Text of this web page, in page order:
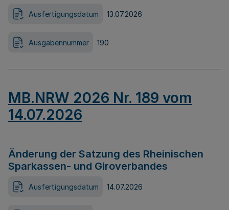
Ausfertigungsdatum 13.07.2026
Ausgabennummer 190
MB.NRW 2026 Nr. 189 vom
14.07.2026
Änderung der Satzung des Rheinischen
Sparkassen- und Giroverbandes
Ausfertigungsdatum 14.07.2026